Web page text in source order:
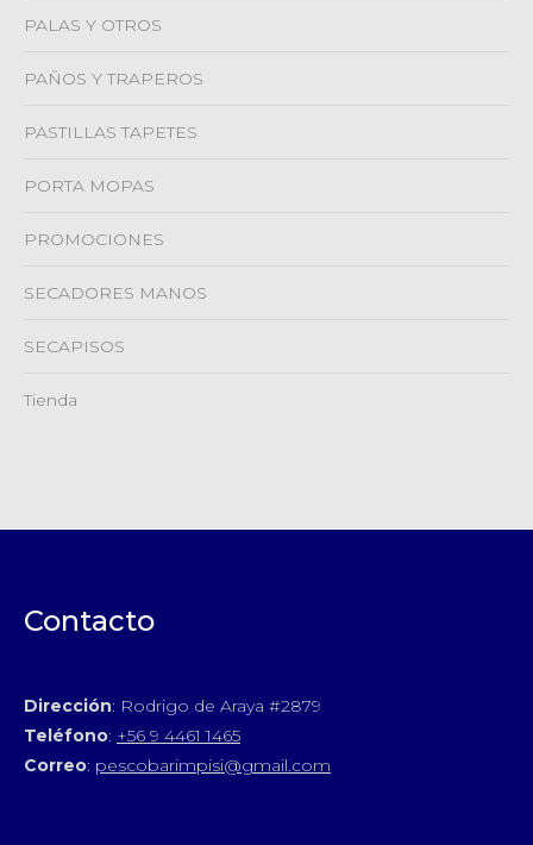
PALAS Y OTROS
PAÑOS Y TRAPEROS
PASTILLAS TAPETES
PORTA MOPAS
PROMOCIONES
SECADORES MANOS
SECAPISOS
Tienda
Contacto
Dirección: Rodrigo de Araya #2879
Teléfono: +56 9 4461 1465
Correo: pescobarimpisi@gmail.com